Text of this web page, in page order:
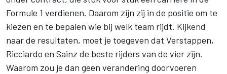
Formule 1 verdienen. Daarom zijn zij in de positie om te
kiezen en te bepalen wie bij welk team rijdt. Kijkend
naar de resultaten, moet je toegeven dat Verstappen,
Ricciardo en Sainz de beste rijders van de vier zijn.
Waarom zou je dan geen verandering doorvoeren